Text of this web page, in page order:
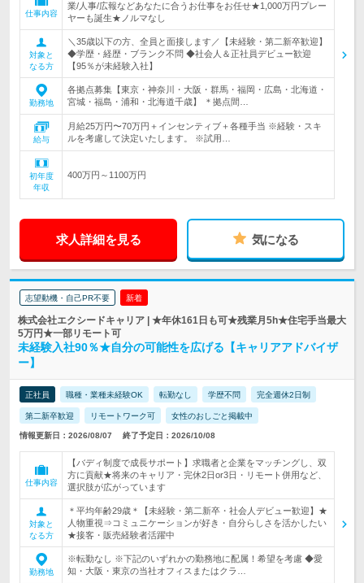
仕事内容
業/人事/広報などあなたに合うお仕事をお任せ★1,000万円プレー
ヤーも誕生★ノルマなし
対象と
なる方
＼35歳以下の方、全員と面接します／【未経験・第二新卒歓迎】
◆学歴・経歴・ブランク不問 ◆社会人＆正社員デビュー歓迎
【95％が未経験入社】
勤務地
各拠点募集【東京・神奈川・大阪・群馬・福岡・広島・北海道・
宮城・福島・浦和・北海道千歳】 ＊拠点間…
給与
月給25万円〜70万円＋インセンティブ＋各種手当 ※経験・スキ
ルを考慮して決定いたします。 ※試用…
初年度
年収
400万円～1100万円
求人詳細を見る 気になる
志望動機・自己PR不要 新着
株式会社エクシードキャリア | ★年休161日も可★残業月5h★住宅手当最大
5万円★一部リモート可
未経験入社90％★自分の可能性を広げる【キャリアアドバイザ
ー】
正社員 職種・業種未経験OK 転勤なし 学歴不問 完全週休2日制
第二新卒歓迎 リモートワーク可 女性のおしごと掲載中
情報更新日：2026/08/07 終了予定日：2026/10/08
仕事内容
【バディ制度で成長サポート】求職者と企業をマッチングし、双
方に貢献★将来のキャリア・完休2日or3日・リモート併用など、
選択肢が広がっています
対象と
なる方
＊平均年齢29歳＊【未経験・第二新卒・社会人デビュー歓迎】★
人物重視⇒コミュニケーションが好き・自分らしさを活かしたい
★接客・販売経験者活躍中
勤務地
※転勤なし ※下記のいずれかの勤務地に配属！希望を考慮 ◆愛
知・大阪・東京の当社オフィスまたはクラ…